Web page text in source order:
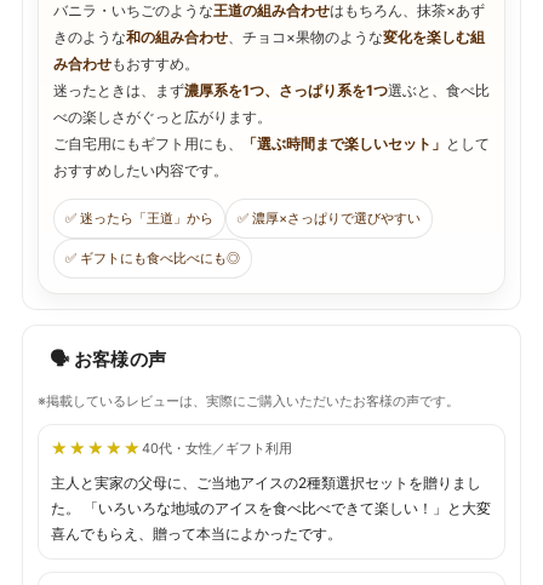
バニラ・いちごのような王道の組み合わせはもちろん、抹茶×あず
きのような和の組み合わせ、チョコ×果物のような変化を楽しむ組
み合わせもおすすめ。
迷ったときは、まず濃厚系を1つ、さっぱり系を1つ選ぶと、食べ比
べの楽しさがぐっと広がります。
ご自宅用にもギフト用にも、
「選ぶ時間まで楽しいセット」 として
おすすめしたい内容です。
✅ 迷ったら「王道」から ✅ 濃厚×さっぱりで選びやすい
✅ ギフトにも食べ比べにも◎
🗣 お客様の声
※掲載しているレビューは、実際にご購入いただいたお客様の声です。
★★★★★
★★★★★ 40代・女性／ギフト利用
主人と実家の父母に、ご当地アイスの2種類選択セットを贈りまし
た。 「いろいろな地域のアイスを食べ比べできて楽しい！」と大変
喜んでもらえ、贈って本当によかったです。